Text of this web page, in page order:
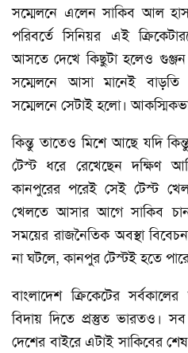
সম্মেলনে এলেন সাকিব আল
পরিবর্তে সিনিয়র এই
আসতে দেখে কিছুটা হলেও
সম্মেলনে আসা মানেই
সম্মেলনে সেটাই হলো।
কিন্তু তাতেও মিশে আছে যদি
টেস্ট ধরে রেখেছেন দক্ষিণ
কানপুরের পরেই সেই টেস্ট
খেলতে আসার আগে সাকিব চান
সময়ের রাজনৈতিক অবস্থা
না ঘটলে, কানপুর টেস্টই হতে
বাংলাদেশ ক্রিকেটের
বিদায় দিতে প্রস্তুত ভারতও।
দেশের বাইরে এটাই সাকিবের